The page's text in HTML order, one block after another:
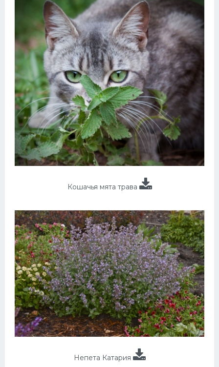
Кошачья мята трава
Непета Катария